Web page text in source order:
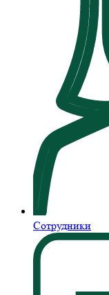
Сотрудники